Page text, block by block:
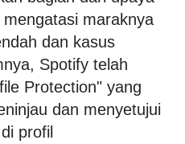
maraknya
dan kasus
Spotify telah
Protection" yang
dan menyetujui
profil